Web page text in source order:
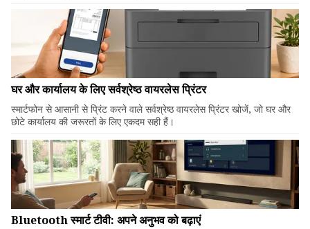
घर और कार्यालय के लिए सर्वश्रेष्ठ वायरलेस प्रिंटर
स्मार्टफोन से आसानी से प्रिंट करने वाले सर्वश्रेष्ठ वायरलेस प्रिंटर खोजें, जो घर और
छोटे कार्यालय की जरूरतों के लिए एकदम सही हैं।
Bluetooth स्मार्ट टीवी: अपने अनुभव को बढ़ाएं